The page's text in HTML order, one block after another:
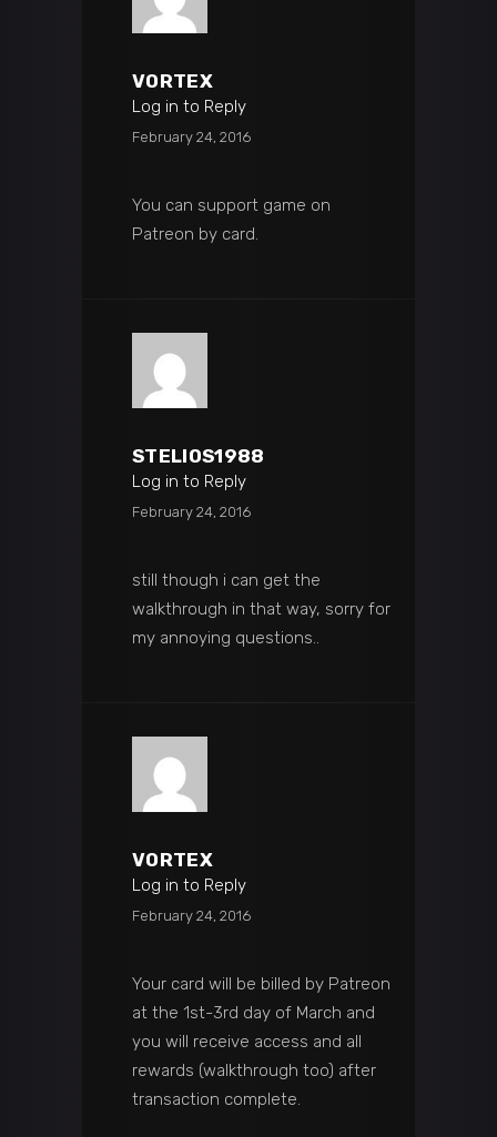
VORTEX
Log in to Reply
February 24, 2016
You can support game on
Patreon by card.
STELIOS1988
Log in to Reply
February 24, 2016
still though i can get the
walkthrough in that way, sorry for
my annoying questions..
VORTEX
Log in to Reply
February 24, 2016
Your card will be billed by Patreon
at the 1st-3rd day of March and
you will receive access and all
rewards (walkthrough too) after
transaction complete.